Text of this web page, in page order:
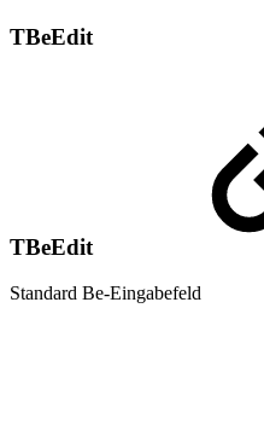
TBeEdit
TBeEdit
Standard Be-Eingabefeld